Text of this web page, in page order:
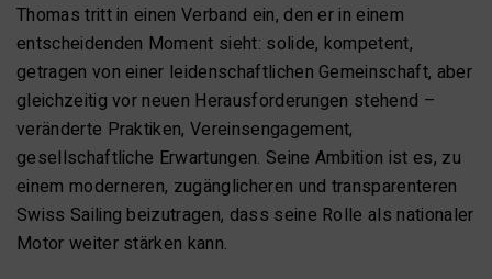
Thomas tritt in einen Verband ein, den er in einem
entscheidenden Moment sieht: solide, kompetent,
getragen von einer leidenschaftlichen Gemeinschaft, aber
gleichzeitig vor neuen Herausforderungen stehend –
veränderte Praktiken, Vereinsengagement,
gesellschaftliche Erwartungen. Seine Ambition ist es, zu
einem moderneren, zugänglicheren und transparenteren
Swiss Sailing beizutragen, dass seine Rolle als nationaler
Motor weiter stärken kann.